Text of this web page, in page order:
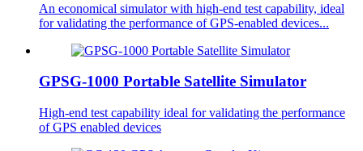
An economical simulator with high-end test capability, ideal
for validating the performance of GPS-enabled devices...
GPSG-1000 Portable Satellite Simulator
High-end test capability ideal for validating the performance
of GPS enabled devices